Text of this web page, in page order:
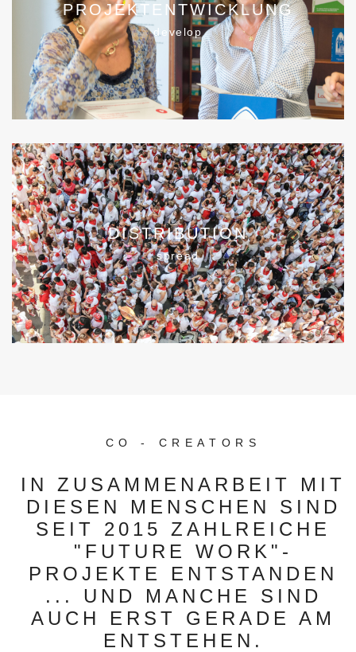
PROJEKTENTWICKLUNG
develop
DISTRIBUTION
spread
CO - CREATORS
IN ZUSAMMENARBEIT MIT
DIESEN MENSCHEN SIND
SEIT 2015 ZAHLREICHE
"FUTURE WORK"-
PROJEKTE ENTSTANDEN
... UND MANCHE SIND
AUCH ERST GERADE AM
ENTSTEHEN.